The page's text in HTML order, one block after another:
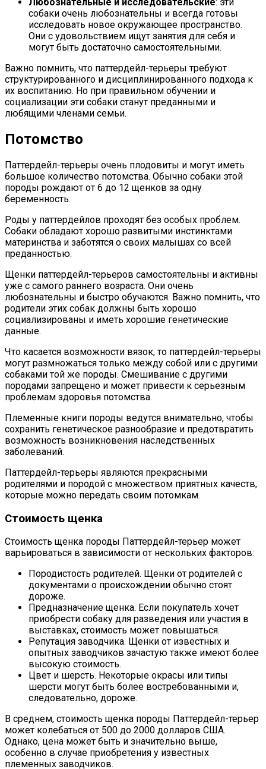
собаки очень любознательны и всегда готовы
исследовать новое окружающее пространство.
Они с удовольствием ищут занятия для себя и
могут быть достаточно самостоятельными.
Важно помнить, что паттердейл-терьеры требуют
структурированного и дисциплинированного подхода к
их воспитанию. Но при правильном обучении и
социализации эти собаки станут преданными и
любящими членами семьи.
Потомство
Паттердейл-терьеры очень плодовиты и могут иметь
большое количество потомства. Обычно собаки этой
породы рождают от 6 до 12 щенков за одну
беременность.
Роды у паттердейлов проходят без особых проблем.
Собаки обладают хорошо развитыми инстинктами
материнства и заботятся о своих малышах со всей
преданностью.
Щенки паттердейл-терьеров самостоятельны и активны
уже с самого раннего возраста. Они очень
любознательны и быстро обучаются. Важно помнить, что
родители этих собак должны быть хорошо
социализированы и иметь хорошие генетические
данные.
Что касается возможности вязок, то паттердейл-терьеры
могут размножаться только между собой или с другими
собаками той же породы. Смешивание с другими
породами запрещено и может привести к серьезным
проблемам здоровья потомства.
Племенные книги породы ведутся внимательно, чтобы
сохранить генетическое разнообразие и предотвратить
возможность возникновения наследственных
заболеваний.
Паттердейл-терьеры являются прекрасными
родителями и породой с множеством приятных качеств,
которые можно передать своим потомкам.
Стоимость щенка
Стоимость щенка породы Паттердейл-терьер может
варьироваться в зависимости от нескольких факторов:
Породистость родителей. Щенки от родителей с
документами о происхождении обычно стоят
дороже.
Предназначение щенка. Если покупатель хочет
приобрести собаку для разведения или участия в
выставках, стоимость может повышаться.
Репутация заводчика. Щенки от известных и
опытных заводчиков зачастую также имеют более
высокую стоимость.
Цвет и шерсть. Некоторые окрасы или типы
шерсти могут быть более востребованными и,
следовательно, дороже.
В среднем, стоимость щенка породы Паттердейл-терьер
может колебаться от 500 до 2000 долларов США.
Однако, цена может быть и значительно выше,
особенно в случае приобретения у известных
племенных заводчиков.